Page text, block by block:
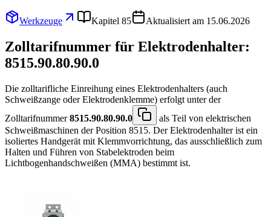
Werkzeuge Kapitel 85 Aktualisiert am 15.06.2026
Zolltarifnummer für Elektrodenhalter:
8515.90.80.90.0
Die zolltarifliche Einreihung eines Elektrodenhalters (auch
Schweißzange oder Elektrodenklemme) erfolgt unter der
Zolltarifnummer8515.90.80.90.0
als Teil von elektrischen
Schweißmaschinen der Position 8515. Der Elektrodenhalter ist ein
isoliertes Handgerät mit Klemmvorrichtung, das ausschließlich zum
Halten und Führen von Stabelektroden beim
Lichtbogenhandschweißen (MMA) bestimmt ist.